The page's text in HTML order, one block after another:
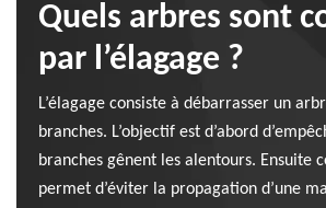
Quels arbres sont
par l’élagage ?
L’élagage consiste à débarrasser un
branches. L’objectif est d’abord
branches gênent les alentours. Ensuite
permet d’éviter la propagation d’une